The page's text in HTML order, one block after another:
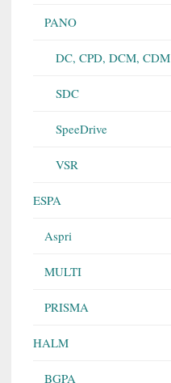
PANO
DC, CPD, DCM, CDM
SDC
SpeeDrive
VSR
ESPA
Aspri
MULTI
PRISMA
HALM
BGPA